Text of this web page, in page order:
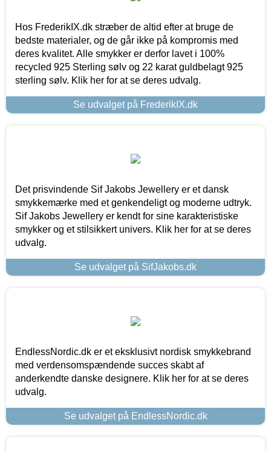
Hos FrederikIX.dk stræber de altid efter at bruge de
bedste materialer, og de går ikke på kompromis med
deres kvalitet. Alle smykker er derfor lavet i 100%
recycled 925 Sterling sølv og 22 karat guldbelagt 925
sterling sølv. Klik her for at se deres udvalg.
Se udvalget på FrederikIX.dk
Det prisvindende Sif Jakobs Jewellery er et dansk
smykkemærke med et genkendeligt og moderne udtryk.
Sif Jakobs Jewellery er kendt for sine karakteristiske
smykker og et stilsikkert univers. Klik her for at se deres
udvalg.
Se udvalget på SifJakobs.dk
EndlessNordic.dk er et eksklusivt nordisk smykkebrand
med verdensomspændende succes skabt af
anderkendte danske designere. Klik her for at se deres
udvalg.
Se udvalget på EndlessNordic.dk